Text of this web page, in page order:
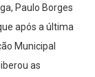
Paulo Borges
após a última
Municipal
as